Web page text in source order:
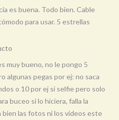
es buena. Todo bien. Cable
para usar. 5 estrellas
muy bueno, no le pongo 5
algunas pegas por ej: no saca
o 10 por ej si selfie pero solo
buceo si lo hiciera, falla la
bien las fotos ni los videos este